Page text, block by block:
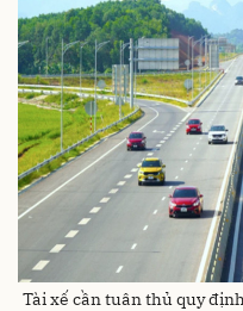
Tài xế cần tuân thủ quy